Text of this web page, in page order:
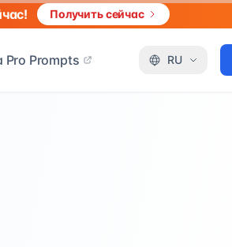
Получить сейчас
Pro Prompts RU